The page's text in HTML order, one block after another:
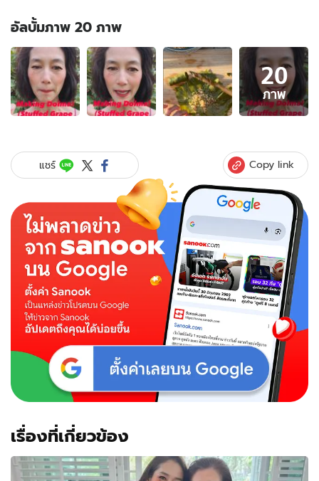
อัลบั้มภาพ 20 ภาพ
อัลบั้ม
ภาพ
20
ภาพ
ของ
ยากร"
เก็บ
องุ่น
ข้าง
บ้าน
เมนู
โปรด
"สมคิด"
เอ็นดู
ไทย
เรียก
สามี
คลิป)
20
ภาพ
แชร์ Copy link
เรื่องที่เกี่ยวข้อง